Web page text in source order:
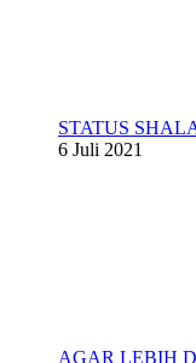
STATUS
6 Juli 2021
AGAR LEBIH